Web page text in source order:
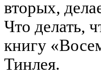
вторых,
Что делать,
книгу
Тинлея.